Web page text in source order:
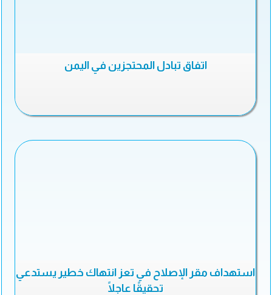
اتفاق تبادل المحتجزين في اليمن
استهداف مقر الإصلاح في تعز انتهاك خطير يستدعي
تحقيقًا عاجلًا